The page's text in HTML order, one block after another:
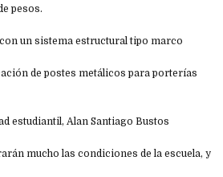
pesos.
un sistema estructural tipo marco
de postes metálicos para porterías
estudiantil, Alan Santiago Bustos
mucho las condiciones de la escuela, y